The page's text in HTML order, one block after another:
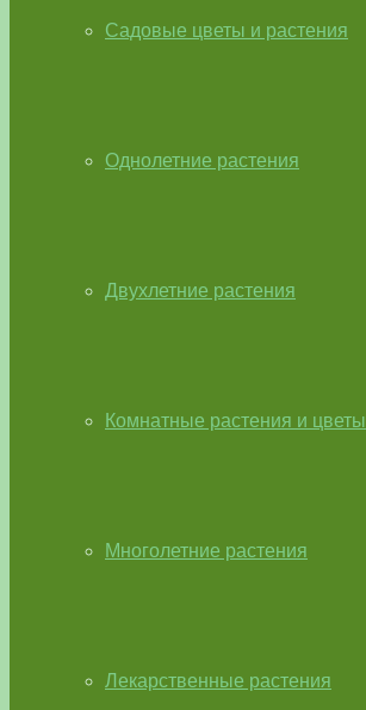
Садовые цветы и растения
Однолетние растения
Двухлетние растения
Комнатные растения и цветы
Многолетние растения
Лекарственные растения